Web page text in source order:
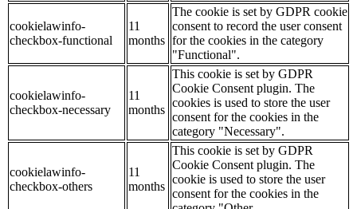
cookielawinfo-
checkbox-functional
11
months
The cookie is set by GDPR cookie
consent to record the user consent
for the cookies in the category
"Functional".
cookielawinfo-
checkbox-necessary
11
months
This cookie is set by GDPR
Cookie Consent plugin. The
cookies is used to store the user
consent for the cookies in the
category "Necessary".
cookielawinfo-
checkbox-others
11
months
This cookie is set by GDPR
Cookie Consent plugin. The
cookie is used to store the user
consent for the cookies in the